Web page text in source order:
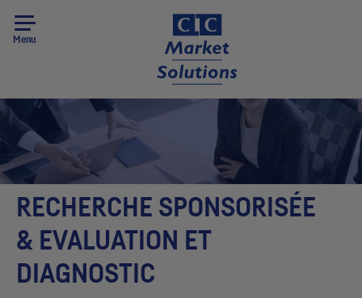
Menu
RECHERCHE SPONSORISÉE
& EVALUATION ET
DIAGNOSTIC